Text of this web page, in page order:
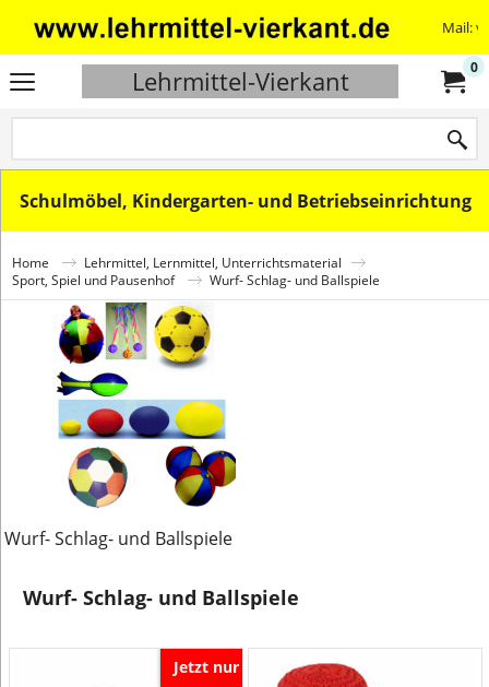
Mail:
Lehrmittel-Vierkant 0
Schulmöbel, Kindergarten- und Betriebseinrichtung
Home
Lehrmittel, Lernmittel, Unterrichtsmaterial
Sport, Spiel und Pausenhof
Wurf- Schlag- und Ballspiele
Wurf- Schlag- und Ballspiele
Wurf- Schlag- und Ballspiele
Jetzt nur